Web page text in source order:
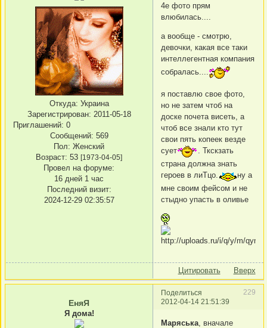
Откуда: Украина
Зарегистрирован: 2011-05-18
Приглашений: 0
Сообщений: 569
Пол: Женский
Возраст: 53 [1973-04-05]
Провел на форуме:
16 дней 1 час
Последний визит:
2024-12-29 02:35:57
4е фото прям
влюбилась....
а вообще - смотрю,
девочки, какая все таки
интеллегентная компания
собралась....
я поставлю свое фото,
но не затем чтоб на
доске почета висеть, а
чтоб все знали кто тут
свои пять копеек везде
сует
. Ткскзать
страна должна знать
героев в лиТцо.
ну а
мне своим фейсом и не
стыдно упасть в оливье
Цитировать Вверх
Поделиться
229
2012-04-14 21:51:39
ЕняЯ
Я дома!
Маряська , вначале